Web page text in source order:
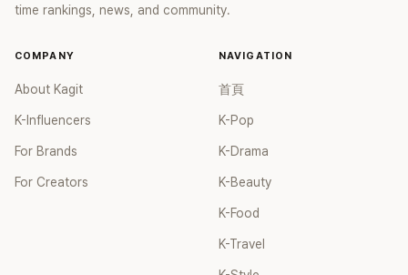
time rankings, news, and community.
COMPANY
About Kagit
K-Influencers
For Brands
For Creators
NAVIGATION
首頁
K-Pop
K-Drama
K-Beauty
K-Food
K-Travel